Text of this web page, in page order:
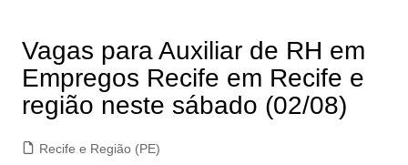
Vagas para Auxiliar de RH em
Empregos Recife em Recife e
região neste sábado (02/08)
Recife e Região (PE)